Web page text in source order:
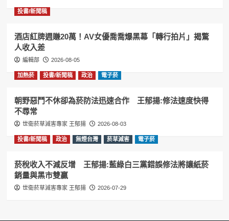
投書/新聞稿
酒店紅牌週賺20萬！AV女優喬喬爆黑幕「轉行拍片」揭驚
人收入差
編輯部 2026-08-05
加熱菸 投書/新聞稿 政治 電子菸
朝野惡鬥不休卻為菸防法迅速合作 王郁揚:修法速度快得
不尋常
世衛菸草減害專家 王郁揚 2026-08-03
投書/新聞稿 政治 無煙台灣 菸草減害 電子菸
菸稅收入不減反增 王郁揚:藍綠白三黨錯誤修法將讓紙菸
銷量與黑市雙贏
世衛菸草減害專家 王郁揚 2026-07-29